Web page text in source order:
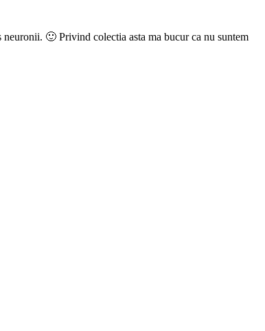
neuronii. 🙂 Privind colectia asta ma bucur ca nu suntem